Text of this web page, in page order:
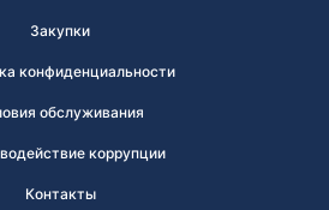
Закупки
конфиденциальности
обслуживания
коррупции
Контакты